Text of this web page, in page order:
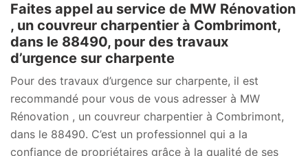
Faites appel au service de MW Rénovation
, un couvreur charpentier à Combrimont,
dans le 88490, pour des travaux
d’urgence sur charpente
Pour des travaux d’urgence sur charpente, il est
recommandé pour vous de vous adresser à MW
Rénovation , un couvreur charpentier à Combrimont,
dans le 88490. C’est un professionnel qui a la
confiance de propriétaires grâce à la qualité de ses